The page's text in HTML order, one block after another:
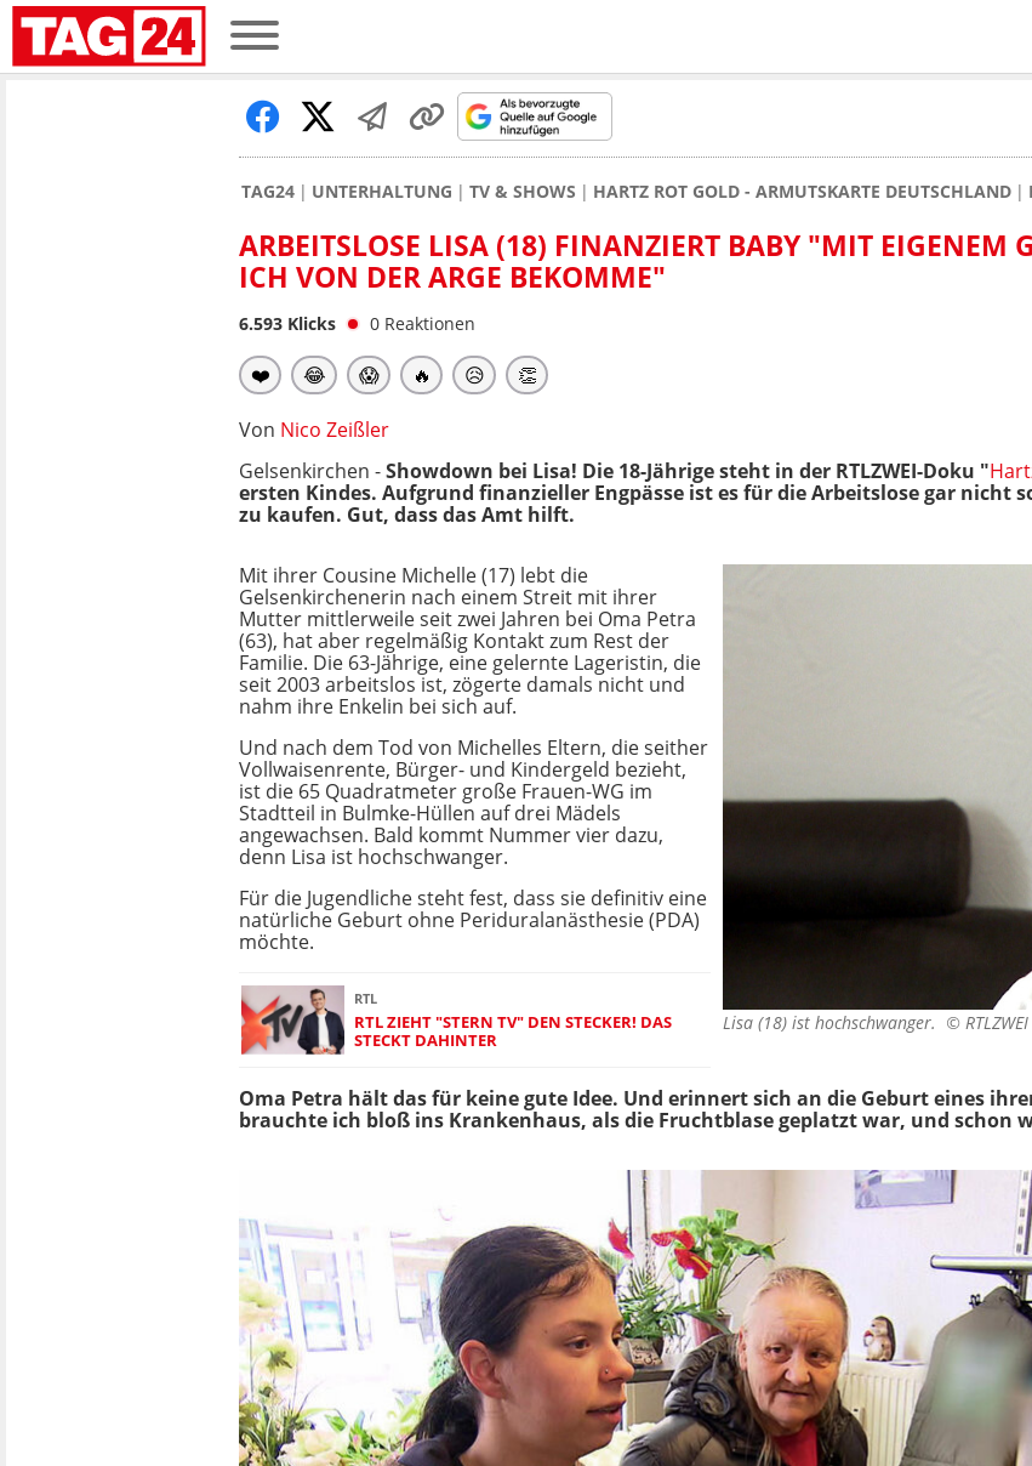
TAG24 UNTERHALTUNG TV & SHOWS HARTZ ROT GOLD - ARMUTSKARTE DEUTSCHLAND
ARBEITSLOSE LISA (18) FINANZIERT BABY "MIT EIGENEM
ICH VON DER ARGE BEKOMME"
6.593 Klicks 0 Reaktionen
❤️ 😂 😱 🔥 😥 👏
Von Nico Zeißler
Gelsenkirchen -Showdown bei Lisa! Die 18-Jährige steht in der RTLZWEI-Doku "
ersten Kindes. Aufgrund finanzieller Engpässe ist es für die Arbeitslose gar nicht
zu kaufen. Gut, dass das Amt hilft.
Lisa (18) ist hochschwanger. © RTLZWEI
Mit ihrer Cousine Michelle (17) lebt die
Gelsenkirchenerin nach einem Streit mit ihrer
Mutter mittlerweile seit zwei Jahren bei Oma Petra
(63), hat aber regelmäßig Kontakt zum Rest der
Familie. Die 63-Jährige, eine gelernte Lageristin, die
seit 2003 arbeitslos ist, zögerte damals nicht und
nahm ihre Enkelin bei sich auf.
Und nach dem Tod von Michelles Eltern, die seither
Vollwaisenrente, Bürger- und Kindergeld bezieht,
ist die 65 Quadratmeter große Frauen-WG im
Stadtteil in Bulmke-Hüllen auf drei Mädels
angewachsen. Bald kommt Nummer vier dazu,
denn Lisa ist hochschwanger.
Für die Jugendliche steht fest, dass sie definitiv eine
natürliche Geburt ohne Periduralanästhesie (PDA)
möchte.
RTL
RTL ZIEHT "STERN TV" DEN STECKER! DAS
STECKT DAHINTER
Oma Petra hält das für keine gute Idee. Und erinnert sich an die Geburt eines
brauchte ich bloß ins Krankenhaus, als die Fruchtblase geplatzt war, und schon